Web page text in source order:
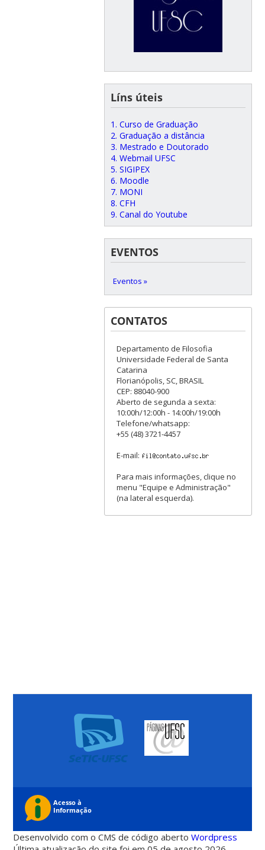
Líns úteis
1. Curso de Graduação
2. Graduação a distância
3. Mestrado e Doutorado
4. Webmail UFSC
5. SIGIPEX
6. Moodle
7. MONI
8. CFH
9. Canal do Youtube
EVENTOS
Eventos »
CONTATOS
Departamento de Filosofia
Universidade Federal de Santa
Catarina
Florianópolis, SC, BRASIL
CEP: 88040-900
Aberto de segunda a sexta:
10:00h/12:00h - 14:00h/19:00h
Telefone/whatsapp:
+55 (48) 3721-4457
E-mail:
Para mais informações, clique no
menu "Equipe e Administração"
(na lateral esquerda).
Desenvolvido com o CMS de código abertoWordpress